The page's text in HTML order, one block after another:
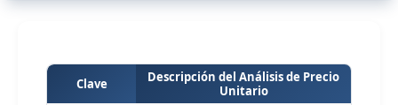
Clave
Descripción del Análisis de Precio
Unitario